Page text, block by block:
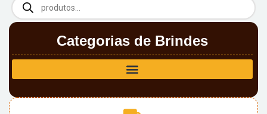
Categorias de Brindes